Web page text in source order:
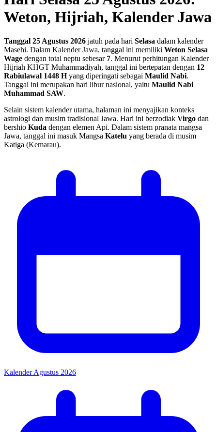
Weton, Hijriah, Kalender Jawa
Tanggal 25 Agustus 2026 jatuh pada hari Selasa dalam kalender
Masehi. Dalam Kalender Jawa, tanggal ini memiliki Weton Selasa
Wage dengan total neptu sebesar 7. Menurut perhitungan Kalender
Hijriah KHGT Muhammadiyah, tanggal ini bertepatan dengan 12
Rabiulawal 1448 Hyang diperingati sebagai Maulid Nabi.
Tanggal ini merupakan hari libur nasional, yaitu Maulid Nabi
Muhammad SAW.
Selain sistem kalender utama, halaman ini menyajikan konteks
astrologi dan musim tradisional Jawa. Hari ini berzodiak Virgo dan
bershio Kuda dengan elemen Api. Dalam sistem pranata mangsa
Jawa, tanggal ini masuk Mangsa Katelu yang berada di musim
Katiga (Kemarau).
Kalender Agustus 2026